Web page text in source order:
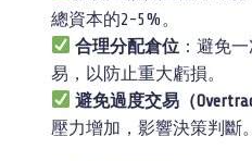
總資本的2-5%。
合理分配倉位 ：避免
易，以防止重大虧損。
避免過度交易（
壓力增加，影響決策判斷。